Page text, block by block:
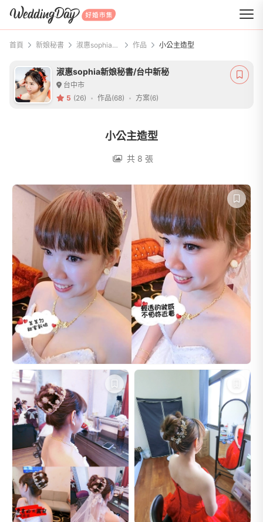
WeddingDay 好婚市集
首頁 新娘秘書 淑惠sophia新娘秘書/台中新秘 作品 小公主造型
淑惠sophia新娘秘書/台中新秘
台中市
5 (26) 作品(68) 方案(6)
小公主造型
共 8 張